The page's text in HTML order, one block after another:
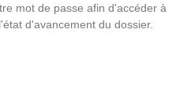
mot de passe afin d'accéder à
d'avancement du dossier.